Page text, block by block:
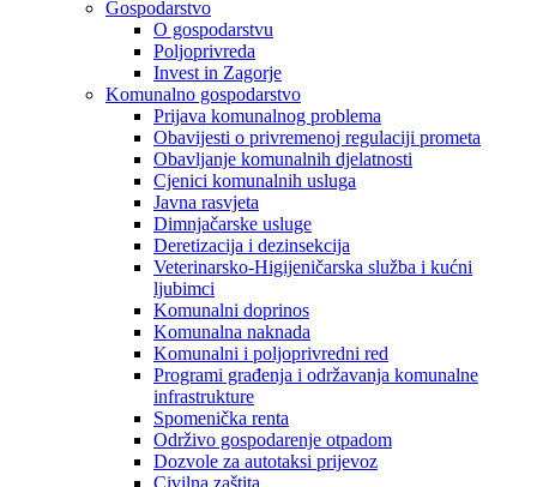
Gospodarstvo
O gospodarstvu
Poljoprivreda
Invest in Zagorje
Komunalno gospodarstvo
Prijava komunalnog problema
Obavijesti o privremenoj regulaciji prometa
Obavljanje komunalnih djelatnosti
Cjenici komunalnih usluga
Javna rasvjeta
Dimnjačarske usluge
Deretizacija i dezinsekcija
Veterinarsko-Higijeničarska služba i kućni
ljubimci
Komunalni doprinos
Komunalna naknada
Komunalni i poljoprivredni red
Programi građenja i održavanja komunalne
infrastrukture
Spomenička renta
Održivo gospodarenje otpadom
Dozvole za autotaksi prijevoz
Civilna zaštita